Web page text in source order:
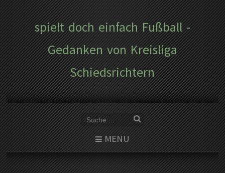
spielt doch einfach Fußball -
Gedanken von Kreisliga
Schiedsrichtern
MENU